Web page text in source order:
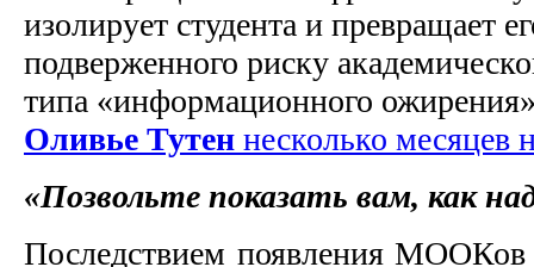
изолирует студента и превращает
подверженного риску
типа «информационного
Оливье Тутен несколько месяцев
«Позвольте показать вам, как
Последствием появления МООКов